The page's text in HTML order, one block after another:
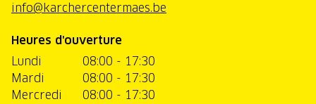
info@karchercentermaes.be
Heures d'ouverture
Lundi
08:00 - 17:30
Mardi
08:00 - 17:30
Mercredi
08:00 - 17:30